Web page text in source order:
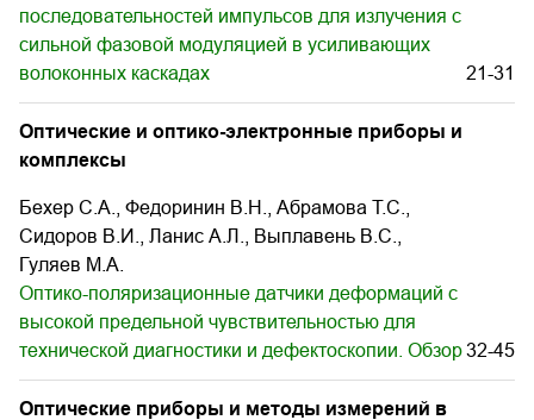
последовательностей импульсов для излучения с
сильной фазовой модуляцией в усиливающих
волоконных каскадах
21-31
Оптические и оптико-электронные приборы и
комплексы
Бехер С.А., Федоринин В.Н., Абрамова Т.С.,
Сидоров В.И., Ланис А.Л., Выплавень В.С.,
Гуляев М.А.
Оптико-поляризационные датчики деформаций с
высокой предельной чувствительностью для
технической диагностики и дефектоскопии. Обзор32-45
Оптические приборы и методы измерений в